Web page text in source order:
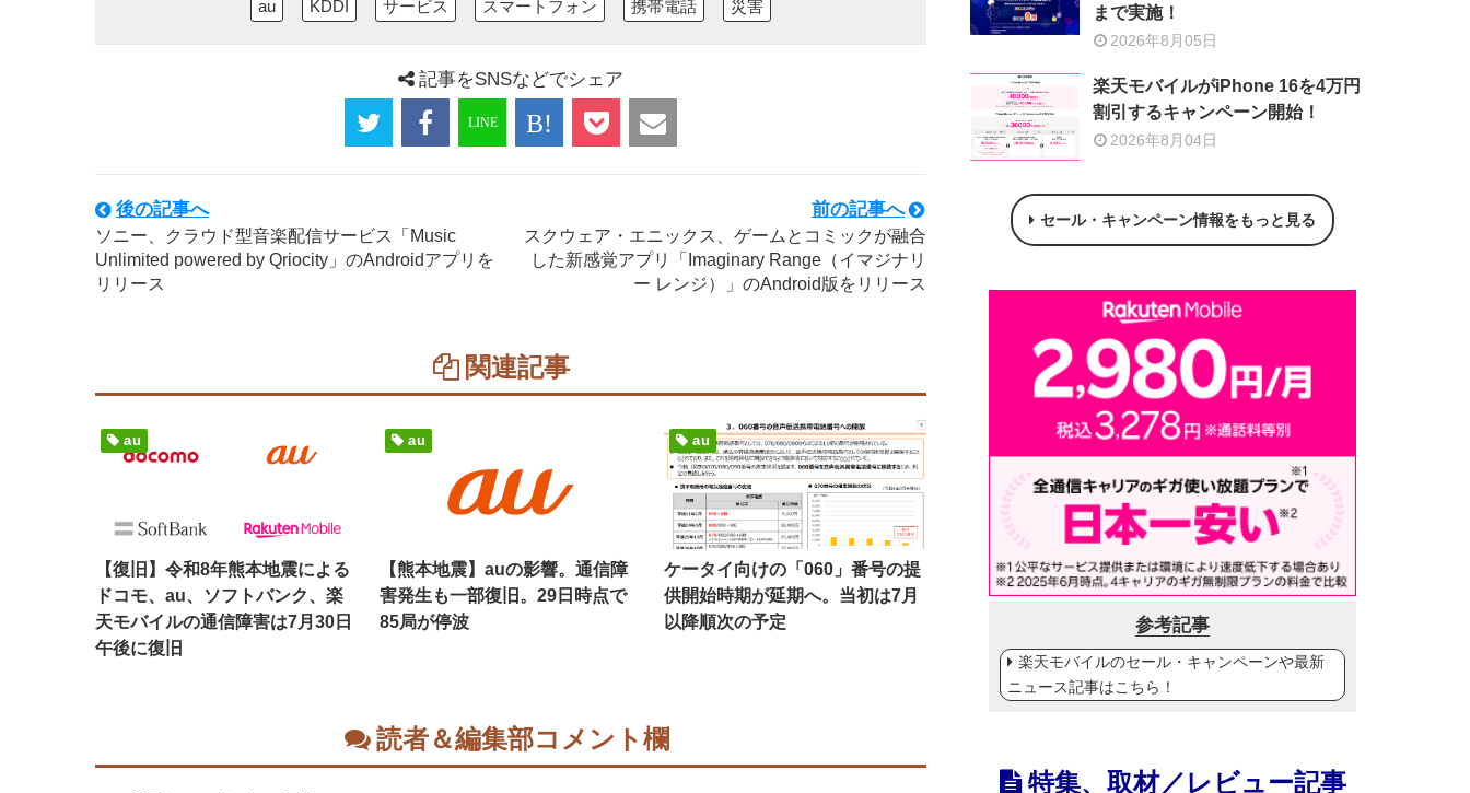
au KDDI サービス スマートフォン 携帯電話 災害
記事をSNSなどでシェア
後の記事へ
ソニー、クラウド型音楽配信サービス「Music
Unlimited powered by Qriocity」のAndroidアプリを
リリース
前の記事へ
スクウェア・エニックス、ゲームとコミックが融合
した新感覚アプリ「Imaginary Range（イマジナリ
ー レンジ）」のAndroid版をリリース
関連記事
au
【復旧】令和8年熊本地震による
ドコモ、au、ソフトバンク、楽
天モバイルの通信障害は7月30日
午後に復旧
au
【熊本地震】auの影響。通信障
害発生も一部復旧。29日時点で
85局が停波
au
ケータイ向けの「060」番号の提
供開始時期が延期へ。当初は7月
以降順次の予定
読者＆編集部コメント欄
まで実施！
2026年8月05日
楽天モバイルがiPhone 16を4万円
割引するキャンペーン開始！
2026年8月04日
セール・キャンペーン情報をもっと見る
参考記事
楽天モバイルのセール・キャンペーンや最新
ニュース記事はこちら！
特集、取材／レビュー記事